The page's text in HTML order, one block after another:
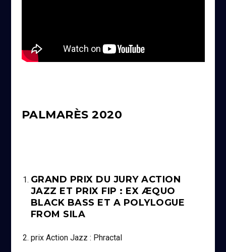
PALMARÈS 2020
GRAND PRIX DU JURY ACTION
JAZZ ET PRIX FIP : EX ÆQUO
BLACK BASS ET A POLYLOGUE
FROM SILA
prix Action Jazz : Phractal